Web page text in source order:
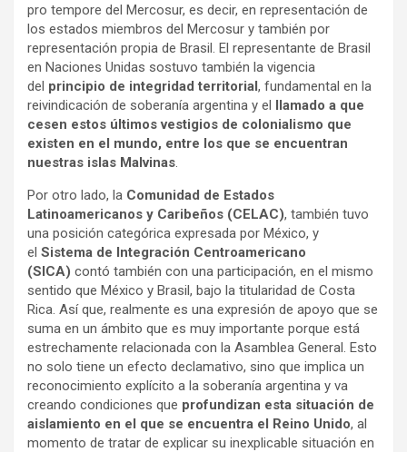
pro tempore del Mercosur, es decir, en representación de
los estados miembros del Mercosur y también por
representación propia de Brasil. El representante de Brasil
en Naciones Unidas sostuvo también la vigencia
del principio de integridad territorial, fundamental en la
reivindicación de soberanía argentina y el llamado a que
cesen estos últimos vestigios de colonialismo que
existen en el mundo, entre los que se encuentran
nuestras islas Malvinas.
Por otro lado, la Comunidad de Estados
Latinoamericanos y Caribeños (CELAC), también tuvo
una posición categórica expresada por México, y
el Sistema de Integración Centroamericano
(SICA) contó también con una participación, en el mismo
sentido que México y Brasil, bajo la titularidad de Costa
Rica. Así que, realmente es una expresión de apoyo que se
suma en un ámbito que es muy importante porque está
estrechamente relacionada con la Asamblea General. Esto
no solo tiene un efecto declamativo, sino que implica un
reconocimiento explícito a la soberanía argentina y va
creando condiciones que profundizan esta situación de
aislamiento en el que se encuentra el Reino Unido, al
momento de tratar de explicar su inexplicable situación en